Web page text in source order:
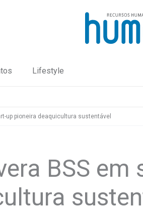
Lifestyle
up pioneira deaquicultura sustentável
BSS em